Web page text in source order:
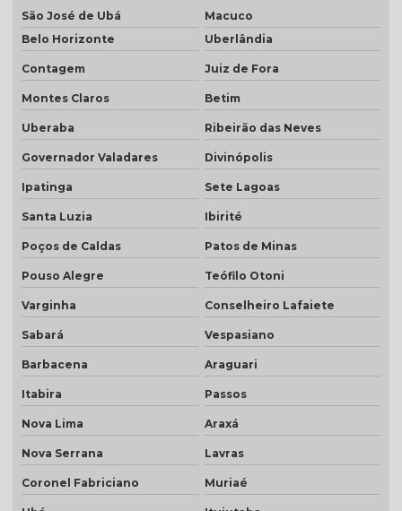
Telha porcelanato
Telha porcelanato branca
Telha porcelanato preço
Telha portuguesa por metro quadrado
Telha portuguesa natural
Telha portuguesa resinada
Telha portuguesa resinada preço
Telha resinada
Telha resinada branca
Telha resinada portuguesa
Telha resinada preço
Telha resinada romana
Telha romana branca natural
São José de Ubá
Macuco
Belo Horizonte
Uberlândia
Contagem Juiz de Fora
Montes Claros Betim
Uberaba Ribeirão das Neves
Governador Valadares Divinópolis
Ipatinga Sete Lagoas
Santa Luzia Ibirité
Poços de Caldas Patos de Minas
Pouso Alegre Teófilo Otoni
Varginha Conselheiro Lafaiete
Sabará Vespasiano
Barbacena Araguari
Itabira Passos
Nova Lima Araxá
Nova Serrana Lavras
Coronel Fabriciano Muriaé